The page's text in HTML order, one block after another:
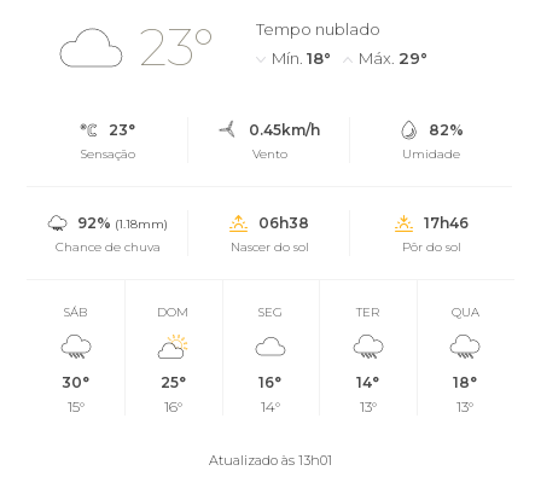
23°
Tempo nublado
Mín. 18° Máx. 29°
23°
Sensação
0.45km/h
Vento
82%
Umidade
92% (1.18mm)
Chance de chuva
06h38
Nascer do sol
17h46
Pôr do sol
SÁB
30°
15°
DOM
25°
16°
SEG
16°
14°
TER
14°
13°
QUA
18°
13°
Atualizado às 13h01